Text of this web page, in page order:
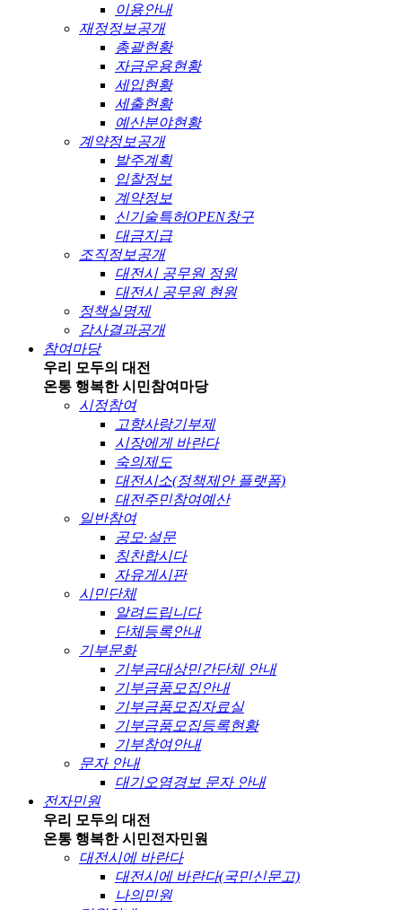
이용안내
재정정보공개
총괄현황
자금운용현황
세입현황
세출현황
예산분야현황
계약정보공개
발주계획
입찰정보
계약정보
신기술특허OPEN창구
대금지급
조직정보공개
대전시 공무원 정원
대전시 공무원 현원
정책실명제
감사결과공개
참여마당
우리 모두의 대전
온통 행복한 시민참여마당
시정참여
고향사랑기부제
시장에게 바란다
숙의제도
대전시소(정책제안 플랫폼)
대전주민참여예산
일반참여
공모·설문
칭찬합시다
자유게시판
시민단체
알려드립니다
단체등록안내
기부문화
기부금대상민간단체 안내
기부금품모집안내
기부금품모집자료실
기부금품모집등록현황
기부참여안내
문자 안내
대기오염경보 문자 안내
전자민원
우리 모두의 대전
온통 행복한 시민전자민원
대전시에 바란다
대전시에 바란다(국민신문고)
나의민원